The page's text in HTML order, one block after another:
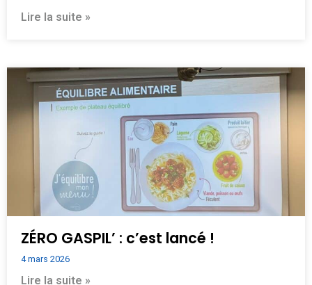
Lire la suite »
ZÉRO GASPIL’ : c’est lancé !
4 mars 2026
Lire la suite »